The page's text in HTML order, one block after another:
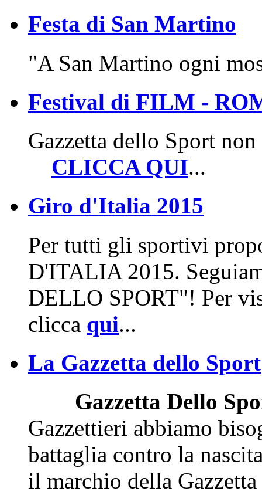
Festa di San Martino
"A San Martino ogni
Festival di FILM -
Gazzetta dello Sport
CLICCA QUI...
Giro d'Italia 2015
Per tutti gli sportivi
D'ITALIA 2015.
DELLO SPORT"! Per
clicca qui...
La Gazzetta dello Sport
Gazzetta Dello
Gazzettieri abbiamo
battaglia contro la
il marchio della